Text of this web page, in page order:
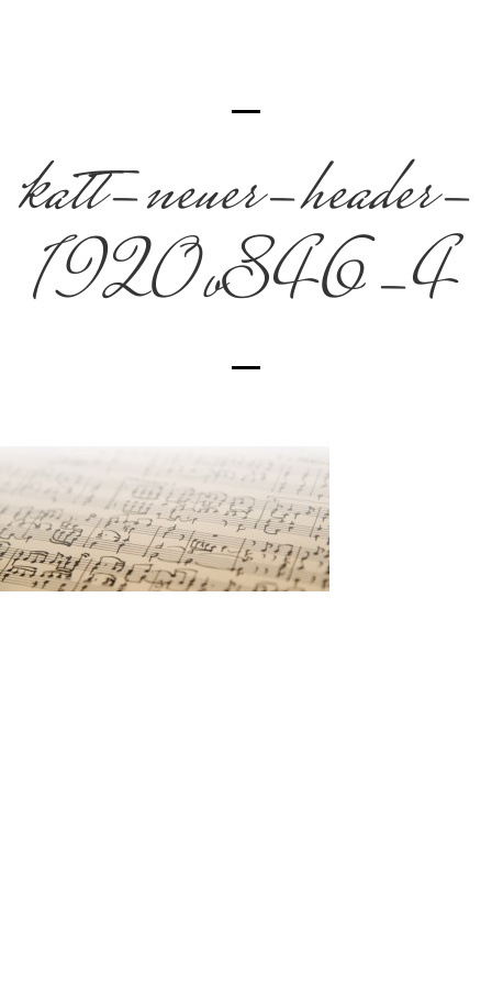
katt-neuer-header-
1920×846-4